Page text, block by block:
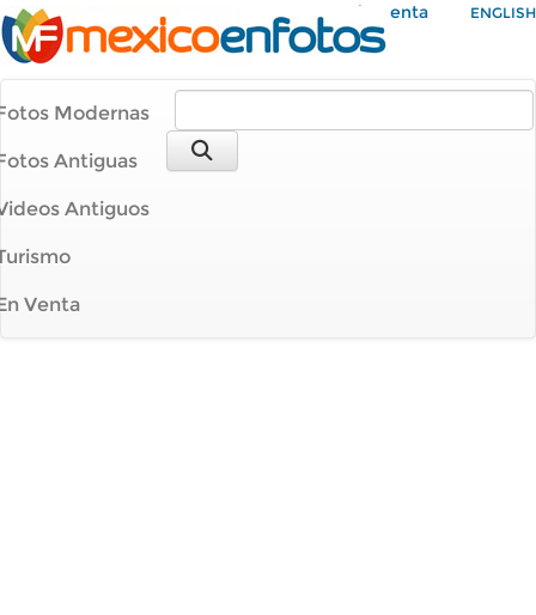
Mi Cuenta ENGLISH
Modernas
Antiguas
Antiguos
Venta